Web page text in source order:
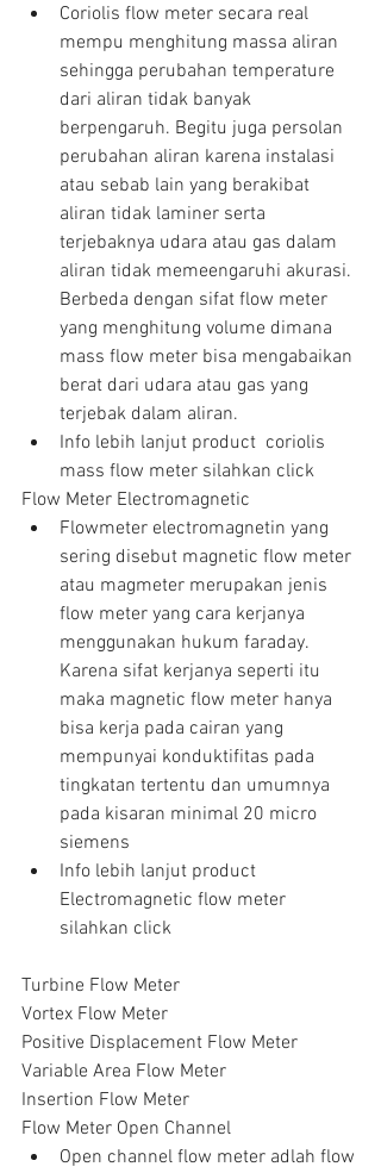
Coriolis flow meter secara real
mempu menghitung massa aliran
sehingga perubahan temperature
dari aliran tidak banyak
berpengaruh. Begitu juga persolan
perubahan aliran karena instalasi
atau sebab lain yang berakibat
aliran tidak laminer serta
terjebaknya udara atau gas dalam
aliran tidak memeengaruhi akurasi.
Berbeda dengan sifat flow meter
yang menghitung volume dimana
mass flow meter bisa mengabaikan
berat dari udara atau gas yang
terjebak dalam aliran.
Info lebih lanjut product  coriolis
mass flow meter silahkan click
Flow Meter Electromagnetic
Flowmeter electromagnetin yang
sering disebut magnetic flow meter
atau magmeter merupakan jenis
flow meter yang cara kerjanya
menggunakan hukum faraday.
Karena sifat kerjanya seperti itu
maka magnetic flow meter hanya
bisa kerja pada cairan yang
mempunyai konduktifitas pada
tingkatan tertentu dan umumnya
pada kisaran minimal 20 micro
siemens
Info lebih lanjut product
Electromagnetic flow meter
silahkan click
Turbine Flow Meter
Vortex Flow Meter
Positive Displacement Flow Meter
Variable Area Flow Meter
Insertion Flow Meter
Flow Meter Open Channel
Open channel flow meter adlah flow